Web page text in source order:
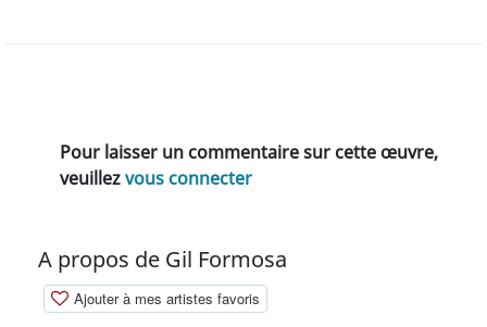
Pour laisser un commentaire sur cette œuvre,
veuillezvous connecter
A propos de Gil Formosa
Ajouter à mes artistes favoris